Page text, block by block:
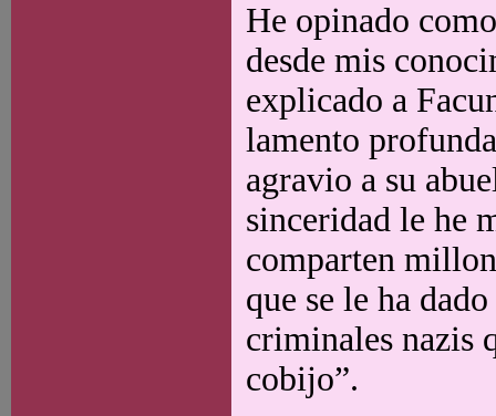
He opinado
desde mis
explicado a
lamento
agravio a su
sinceridad le he
comparten
que se le ha
criminales nazis
cobijo”.